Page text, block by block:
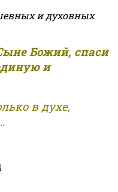
и духовных
Божий, спаси
и
в духе,